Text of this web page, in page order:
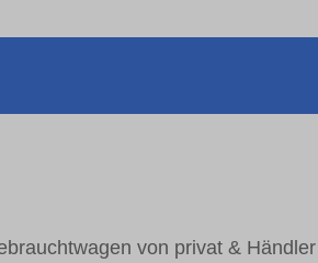
von privat & Händler